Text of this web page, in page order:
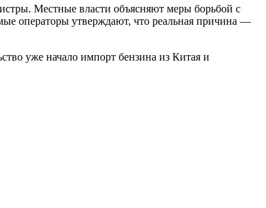
Местные власти объясняют меры борьбой с
операторы утверждают, что реальная причина —
уже начало импорт бензина из Китая и